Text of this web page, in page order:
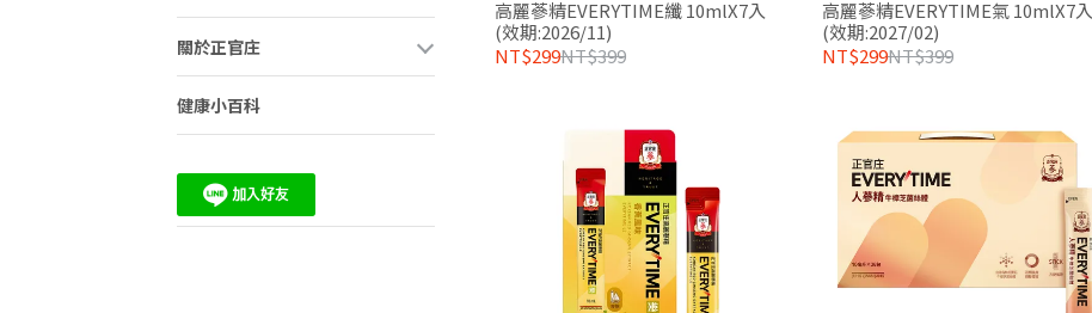
關於正官庄
健康小百科
高麗蔘精EVERYTIME纖 10mlX7入
(效期:2026/11)
NT$299NT$399
高麗蔘精EVERYTIME氣 10mlX7入
(效期:2027/02)
NT$299NT$399